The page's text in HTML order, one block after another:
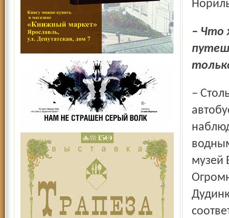
– Что же запомнилось особенно искушённому
– Столько впечатлений, самых разных! Ехали сначала
музей